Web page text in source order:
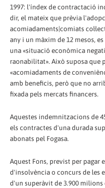
1997: l'índex de contractació
dir, el mateix que prèvia
acomiadaments|comiats
any i un màxim de 12 mesos,
una «situació econòmica
raonabilitat». Això suposa que
«acomiadaments de
amb beneficis, però que no
fixada pels mercats financers.
Aquestes indemnitzacions de
els contractes d'una durada
abonats pel Fogasa.
Aquest Fons, previst per pagar
d'insolvència o concurs de les
d'un superàvit de 3.900